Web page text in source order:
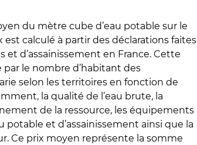
du mètre cube d’eau potable sur le
est calculé à partir des déclarations faites
et d’assainissement en France. Cette
le nombre d’habitant des
selon les territoires en fonction de
la qualité de l’eau brute, la
de la ressource, les équipements
potable et d’assainissement ainsi que la
Ce prix moyen représente la somme